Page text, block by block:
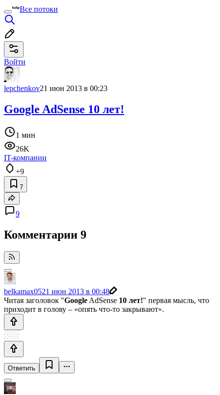
Все потоки
Войти
lepchenkov21 июн 2013 в 00:23
Google AdSense 10 лет!
1 мин
26K
IT-компании
+9
7
9
Комментарии 9
belkamax0521 июн 2013 в 00:48
Читая заголовок "Google AdSense 10 лет!" первая мысль, что
приходит в голову – «опять что-то закрывают».
Ответить